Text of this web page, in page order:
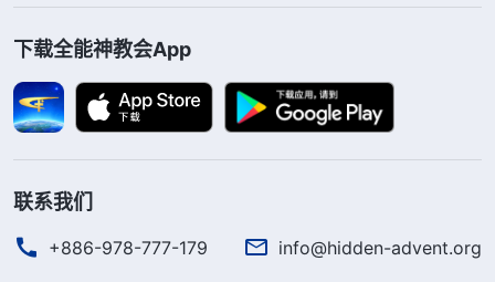
下载全能神教会App
联系我们
+886-978-777-179 info@hidden-advent.org